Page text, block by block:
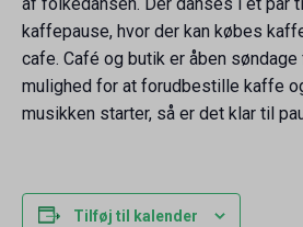
kaffepause, hvor der kan købes
cafe. Café og butik er åben søndage
mulighed for at forudbestille kaffe
musikken starter, så er det klar til
Tilføj til kalender